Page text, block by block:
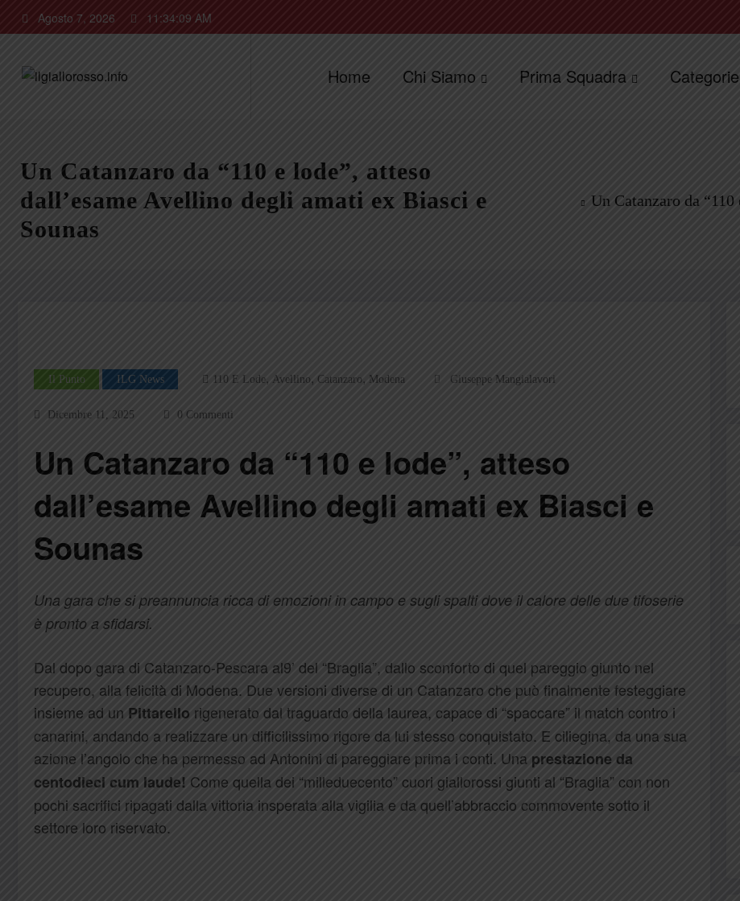
al
Agosto 7, 2026 11:34:10 AM
Home Chi Siamo Prima Squadra Categorie
Un Catanzaro da “110 e lode”, atteso
dall’esame Avellino degli amati ex Biasci e
Sounas
Un Catanzaro da
Il Punto ILG News 110 E Lode , Avellino, Catanzaro, Modena Giuseppe Mangialavori
Dicembre 11, 2025 0 Commenti
Un Catanzaro da “110 e lode”, atteso
dall’esame Avellino degli amati ex Biasci e
Sounas
Una gara che si preannuncia ricca di emozioni in campo e sugli spalti dove il calore delle due tifoserie
è pronto a sfidarsi.
Dal dopo gara di Catanzaro-Pescara al9’ del “Braglia”, dallo sconforto di quel pareggio giunto nel
recupero, alla felicità di Modena. Due versioni diverse di un Catanzaro che può finalmente festeggiare
insieme ad un Pittarello rigenerato dal traguardo della laurea, capace di “spaccare” il match contro i
canarini, andando a realizzare un difficilissimo rigore da lui stesso conquistato. E ciliegina, da una sua
azione l’angolo che ha permesso ad Antonini di pareggiare prima i conti. Una prestazione da
centodieci cum laude! Come quella dei “milleduecento” cuori giallorossi giunti al “Braglia” con non
pochi sacrifici ripagati dalla vittoria insperata alla vigilia e da quell’abbraccio commovente sotto il
settore loro riservato.